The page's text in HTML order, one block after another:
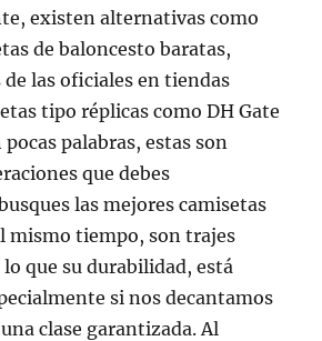
existen alternativas como
de baloncesto baratas,
de las oficiales en tiendas
tipo réplicas como DH Gate
palabras, estas son
que debes
las mejores camisetas
mismo tiempo, son trajes
que su durabilidad, está
si nos decantamos
clase garantizada. Al